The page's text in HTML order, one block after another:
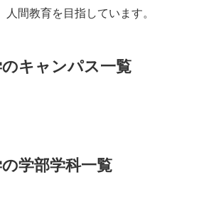
間教育を目指しています。
キャンパス一覧
学部学科一覧